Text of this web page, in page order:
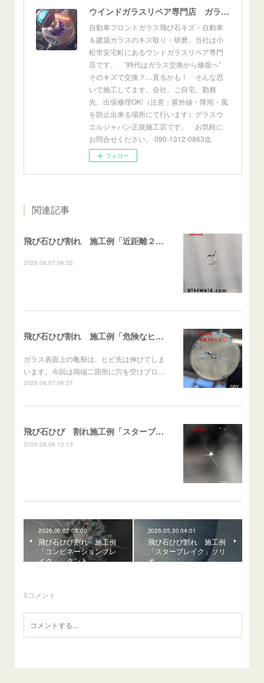
ウインドガラスリペア専門店 ガラスリペア・ヨシダ グラスウェルドジャパン 正規施工店 小松市
自動車フロントガラス飛び石キズ・自動車
＆建築ガラスのキズ取り・研磨。当社は小
松市安宅町にあるウンドガラスリペア専門
店です。 ”時代はガラス交換から修復へ”
そのキズで交換？…直るかも！ そんな思
いで施工してます。会社、ご自宅、勤務
先、出張修理OK!（注意：紫外線・降雨・風
を防止出来る場所にて行います）グラスウ
エルジャパン正規施工店です。 お気軽に
お問合せください。 090-1312-0863迄
フォロー
関連記事
飛び石ひび割れ 施工例「近距離２箇所・パーシャル系+ストレート系」CX-8
2026.08.07 06:32
飛び石ひび割れ 施工例「危険なヒビ🚨⚠️表面上亀裂」ジムニー
ガラス表面上の亀裂は、ヒビ先は伸びてしま
います。今回は両端二箇所に穴を空けブロ…
2026.08.07 06:27
飛び石ひび 割れ施工例「スターブレイク系」 フリード
2026.08.06 12:13
2026.06.02 08:00
飛び石ひび割れ 施工例
「コンビネーションブレ
イク」 タント
2026.05.30 04:01
飛び石ひび割れ 施工例
「スターブレイク」ソリ
オ
0コメント